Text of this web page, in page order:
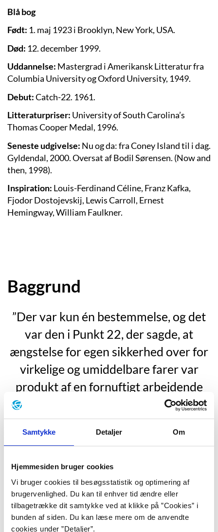
Samtykke Detaljer Om
Hjemmesiden bruger cookies
Vi bruger cookies til besøgsstatistik og optimering af
brugervenlighed. Du kan til enhver tid ændre eller
tilbagetrække dit samtykke ved at klikke på ”Cookies” i
bunden af siden. Du kan læse mere om de anvendte
cookies under ”Detaljer”.
Blå bog
Født: 1. maj 1923 i Brooklyn, New York, USA.
Død: 12. december 1999.
Uddannelse: Mastergrad i Amerikansk Litteratur fra
Columbia University og Oxford University, 1949.
Debut:Catch-22. 1961.
Litteraturpriser: University of South Carolina’s
Thomas Cooper Medal, 1996.
Seneste udgivelse: Nu og da: fra Coney Island til i dag.
Gyldendal, 2000. Oversat af Bodil Sørensen. (Now and
then, 1998).
Inspiration: Louis-Ferdinand Céline, Franz Kafka,
Fjodor Dostojevskij, Lewis Carroll, Ernest
Hemingway, William Faulkner.
Baggrund
”Der var kun én bestemmelse, og det
var den i Punkt 22, der sagde, at
ængstelse for egen sikkerhed over for
virkelige og umiddelbare farer var
produkt af en fornuftigt arbejdende
hjerne (…) Hvis han fløj dem, var han
tosset og behøvede det ikke, men hvis
han ikke ville, var han normal og
Joseph Heller er opvokset i bydelen Coney Island i
Brooklyn og kommer fra en jødisk-russisk familie.
Hjemmet var fyldt med bøger og magasiner, og siden